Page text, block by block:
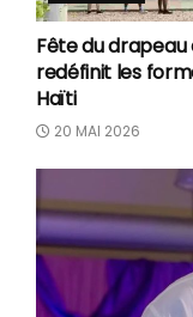
Fête du drapeau
redéfinit les
Haïti
20 MAI 2026